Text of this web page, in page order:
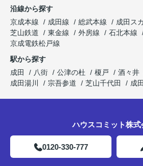
沿線から探す
京成本線
成田線 総武本線
成田ス
芝山鉄道
東金線 外房線 石北本線
京成電鉄松戸線
駅から探す
成田
八街 公津の杜 榎戸 酒々井
成田湯川
宗吾参道 芝山千代田 成
ハウスコミット株式
0120-330-777